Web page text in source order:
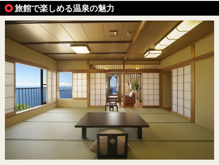
旅館で楽しめる温泉の魅力